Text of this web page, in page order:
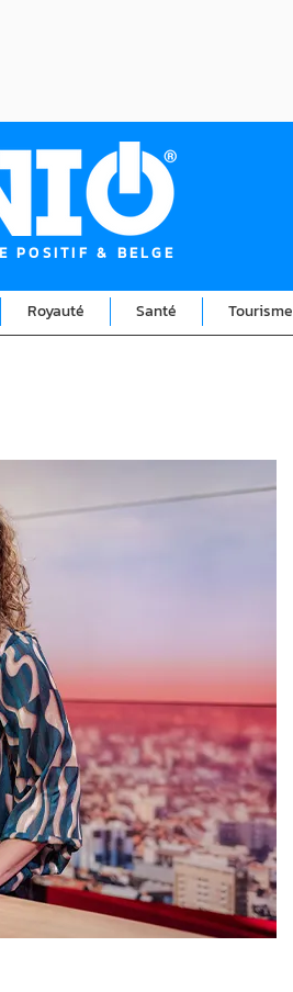
POSITIF & BELGE
Royauté Santé Tourisme